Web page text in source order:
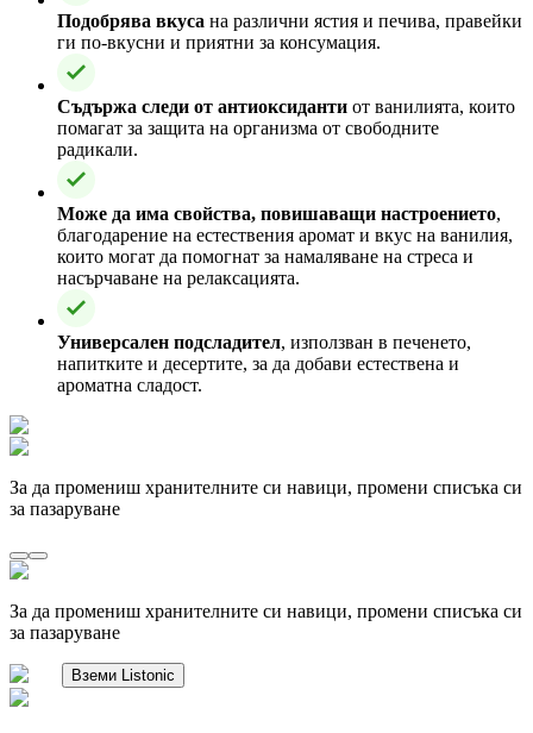
Подобрява вкуса на различни ястия и печива, правейки
ги по-вкусни и приятни за консумация.
Съдържа следи от антиоксиданти от ванилията, които
помагат за защита на организма от свободните
радикали.
Може да има свойства, повишаващи настроението,
благодарение на естествения аромат и вкус на ванилия,
които могат да помогнат за намаляване на стреса и
насърчаване на релаксацията.
Универсален подсладител, използван в печенето,
напитките и десертите, за да добави естествена и
ароматна сладост.
За да промениш хранителните си навици, промени списъка си
за пазаруване
За да промениш хранителните си навици, промени списъка си
за пазаруване
Вземи Listonic